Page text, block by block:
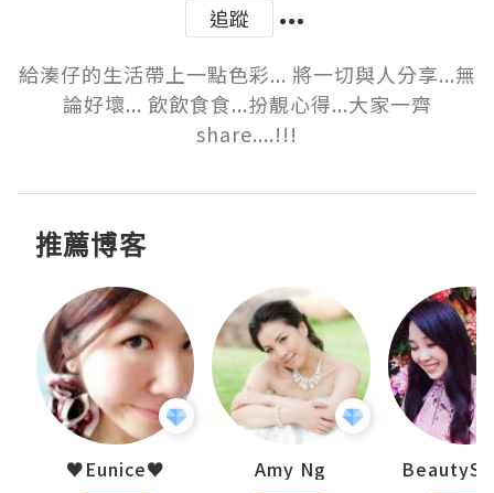
追蹤
給湊仔的生活帶上一點色彩... 將一切與人分享...無
論好壞... 飲飲食食...扮靚心得...大家一齊
share....!!!
推薦博客
♥Eunice♥ Amy Ng